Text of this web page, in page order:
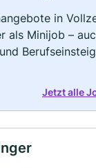
in
als Minijob –
Jetzt alle